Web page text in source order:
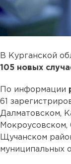
В Курганской
105 новых
По информации
61
Далматовском,
Щучанском
муниципальных